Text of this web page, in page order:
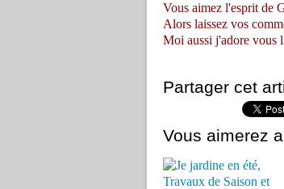
Vous aimez l'esprit de
Alors laissez vos
Moi aussi j'adore vous
Partager cet
Vous aimerez